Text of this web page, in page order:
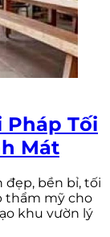
Pháp Tối
Mát
đẹp, bền bỉ, tối
thẩm mỹ cho
khu vườn lý